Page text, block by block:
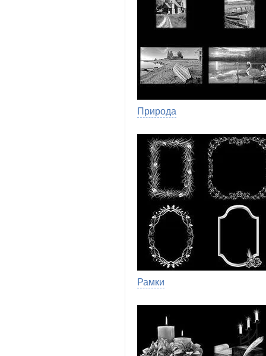
Природа
Рамки